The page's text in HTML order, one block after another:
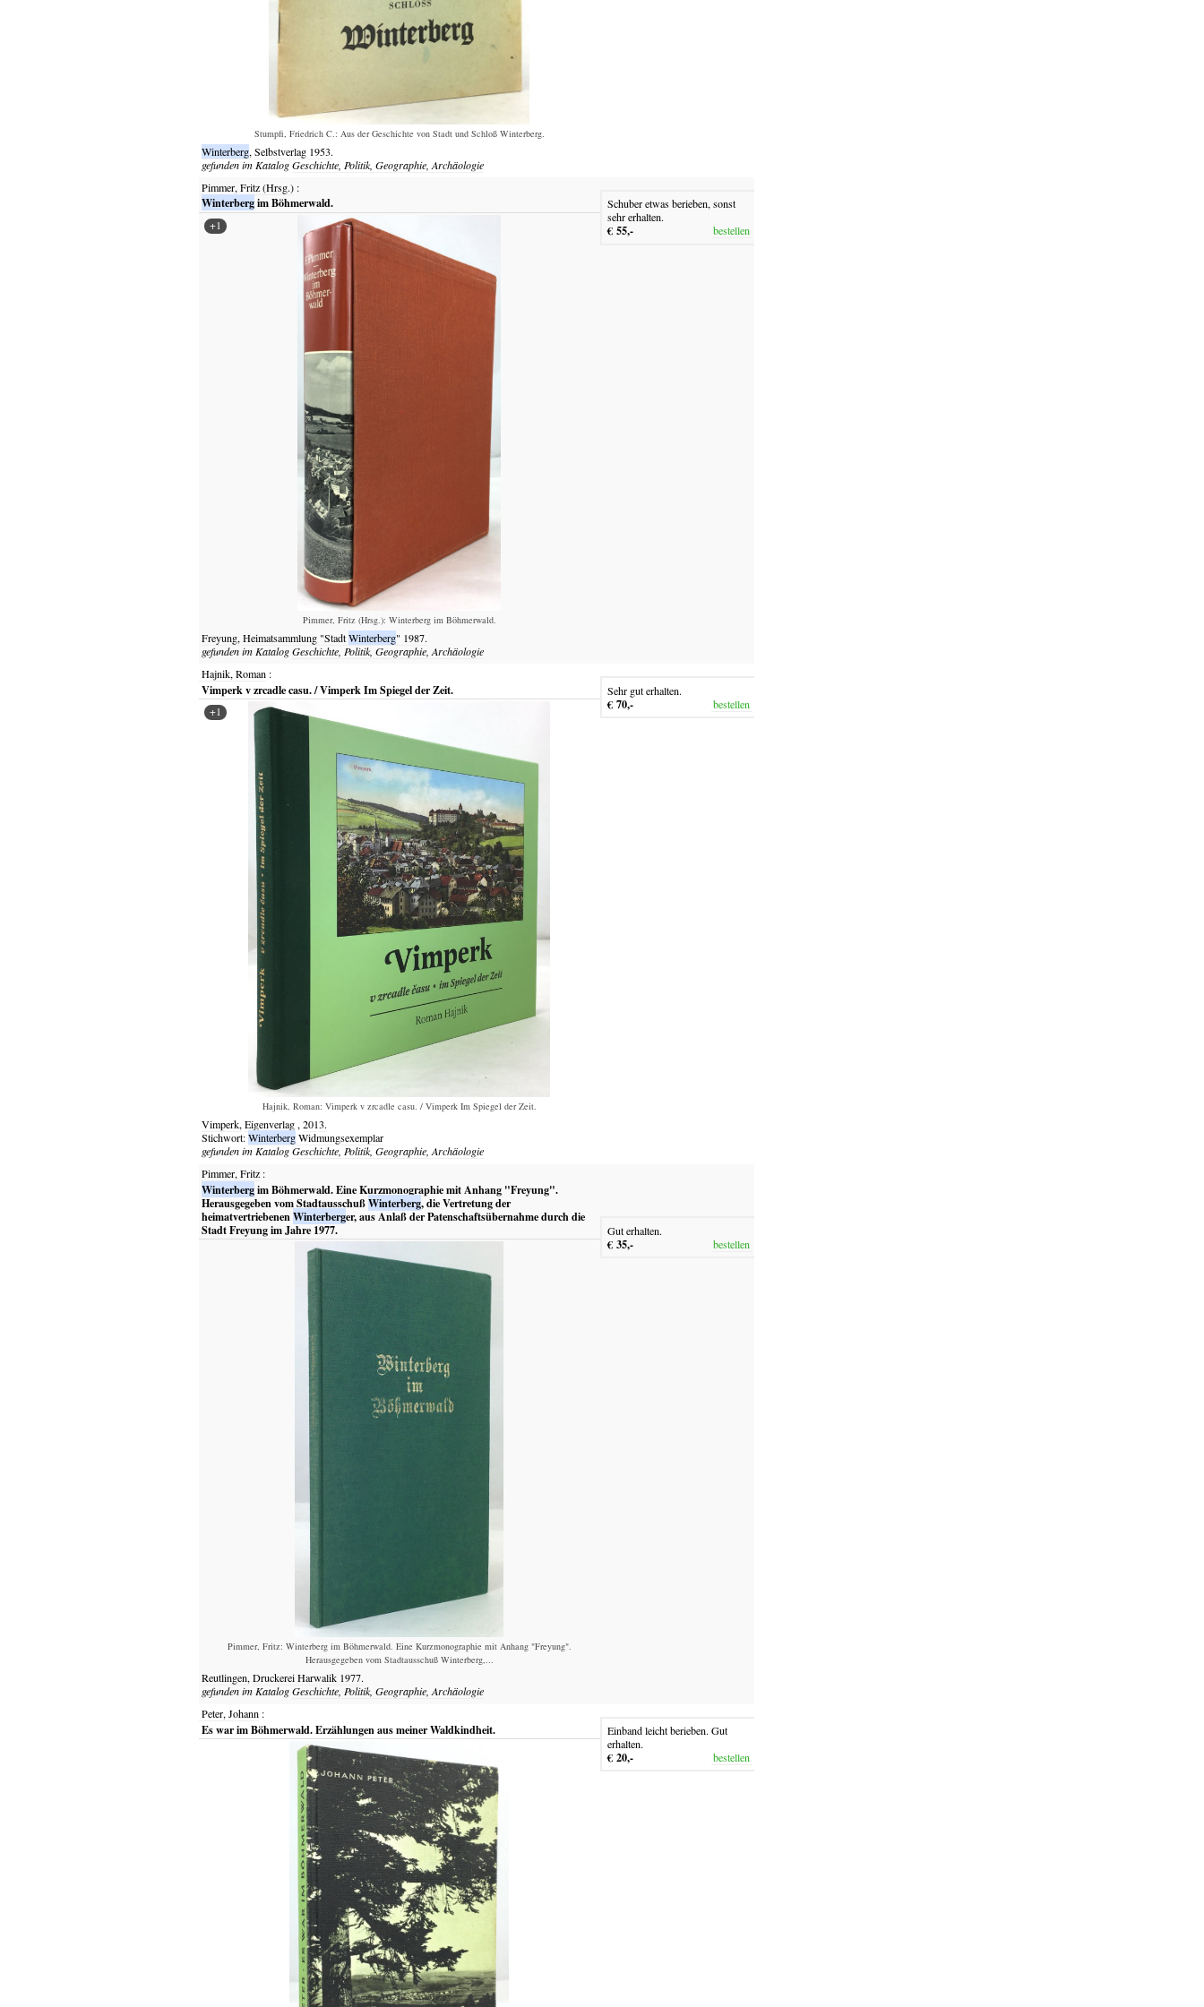
Stumpfi, Friedrich C.: Aus der Geschichte von Stadt und Schloß Winterberg.
Winterberg, Selbstverlag 1953.
gefunden im KatalogGeschichte, Politik, Geographie, Archäologie
Pimmer, Fritz (Hrsg.):
Winterbergim Böhmerwald.
+1
Pimmer, Fritz (Hrsg.): Winterberg im Böhmerwald.
Freyung, Heimatsammlung "StadtWinterberg" 1987.
gefunden im KatalogGeschichte, Politik, Geographie, Archäologie
Schuber etwas berieben, sonst
sehr erhalten.
€ 55,- bestellen
Hajnik, Roman:
Vimperk v zrcadle casu. / Vimperk Im Spiegel der Zeit.
+1
Hajnik, Roman: Vimperk v zrcadle casu. / Vimperk Im Spiegel der Zeit.
Vimperk, Eigenverlag , 2013.
Stichwort:WinterbergWidmungsexemplar
gefunden im KatalogGeschichte, Politik, Geographie, Archäologie
Sehr gut erhalten.
€ 70,- bestellen
Pimmer, Fritz:
Winterbergim Böhmerwald. Eine Kurzmonographie mit Anhang "Freyung".
Herausgegeben vom StadtausschußWinterberg, die Vertretung der
heimatvertriebenen Winterberger, aus Anlaß der Patenschaftsübernahme durch die
Stadt Freyung im Jahre 1977.
Pimmer, Fritz: Winterberg im Böhmerwald. Eine Kurzmonographie mit Anhang "Freyung".
Herausgegeben vom Stadtausschuß Winterberg,...
Reutlingen, Druckerei Harwalik 1977.
gefunden im KatalogGeschichte, Politik, Geographie, Archäologie
Gut erhalten.
€ 35,- bestellen
Peter, Johann:
Es war im Böhmerwald. Erzählungen aus meiner Waldkindheit.
Einband leicht berieben. Gut
erhalten.
€ 20,- bestellen